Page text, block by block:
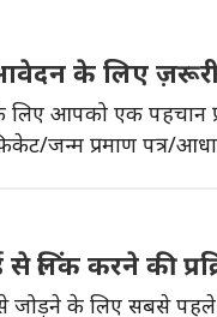
के लिए
आपको एक पहचान
जन्म प्रमाण पत्र/आधार
लिंक करने की
के लिए सबसे पहले